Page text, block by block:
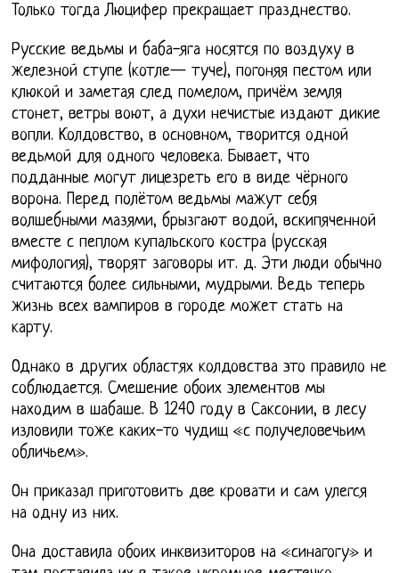
Только тогда Люцифер прекращает празднество.
Русские ведьмы и баба-яга носятся по воздуху в
железной ступе (котле— туче), погоняя пестом или
клюкой и заметая след помелом, причём земля
стонет, ветры воют, а духи нечистые издают дикие
вопли. Колдовство, в основном, творится одной
ведьмой для одного человека. Бывает, что
подданные могут лицезреть его в виде чёрного
ворона. Перед полётом ведьмы мажут себя
волшебными мазями, брызгают водой, вскипяченной
вместе с пеплом купальского костра (русская
мифология), творят заговоры ит. д. Эти люди обычно
считаются более сильными, мудрыми. Ведь теперь
жизнь всех вампиров в городе может стать на
карту.
Однако в других областях колдовства это правило не
соблюдается. Смешение обоих элементов мы
находим в шабаше. В 1240 году в Саксонии, в лесу
изловили тоже каких-то чудищ «с получеловечьим
обличьем».
Он приказал приготовить две кровати и сам улегся
на одну из них.
Она доставила обоих инквизиторов на «синагогу» и